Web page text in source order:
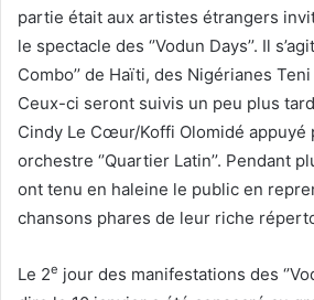
partie était aux artistes étrangers
le spectacle des ‘’Vodun Days’’. Il
Combo’’ de Haïti, des Nigérianes
Ceux-ci seront suivis un peu plus
Cindy Le Cœur/Koffi Olomidé appuyé
orchestre ‘’Quartier Latin’’. Pendant
ont tenu en haleine le public en
chansons phares de leur riche
Le 2e jour des manifestations des